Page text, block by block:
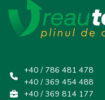
+40 / 786 481 478
+40 / 369 454 488
+40 / 369 814 177